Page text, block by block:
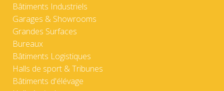
Bâtiments Industriels
Garages & Showrooms
Grandes Surfaces
Bureaux
Bâtiments Logistiques
Halls de sport & Tribunes
Bâtiments d'élévage